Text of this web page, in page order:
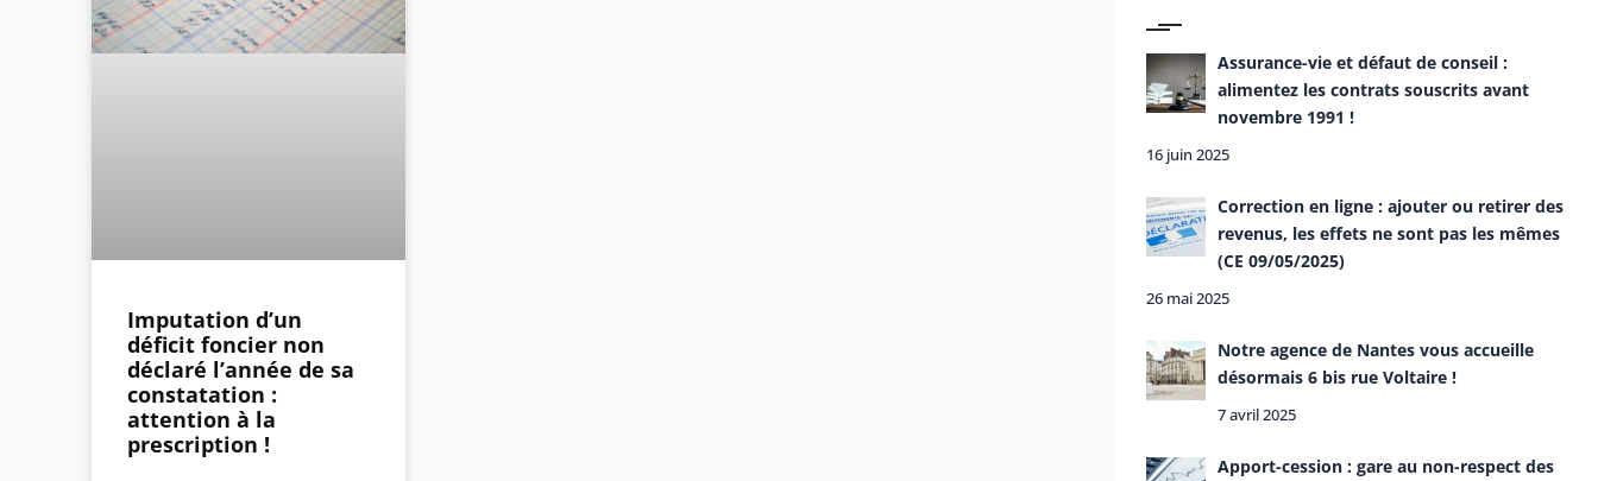
Imputation d’un
déficit foncier non
déclaré l’année de sa
constatation :
attention à la
prescription !
Assurance-vie et défaut de conseil :
alimentez les contrats souscrits avant
novembre 1991 !
16 juin 2025
Correction en ligne : ajouter ou retirer des
revenus, les effets ne sont pas les mêmes
(CE 09/05/2025)
26 mai 2025
Notre agence de Nantes vous accueille
désormais 6 bis rue Voltaire !
7 avril 2025
Apport-cession : gare au non-respect des